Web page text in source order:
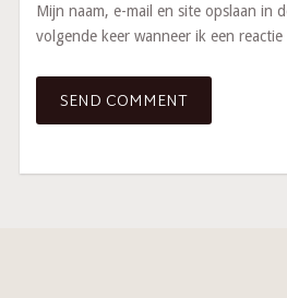
Mijn naam, e-mail en site opslaan in
volgende keer wanneer ik een reactie